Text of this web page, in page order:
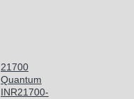
21700
Quantum
INR21700-